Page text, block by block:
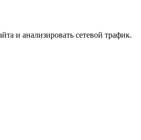
и анализировать сетевой трафик.